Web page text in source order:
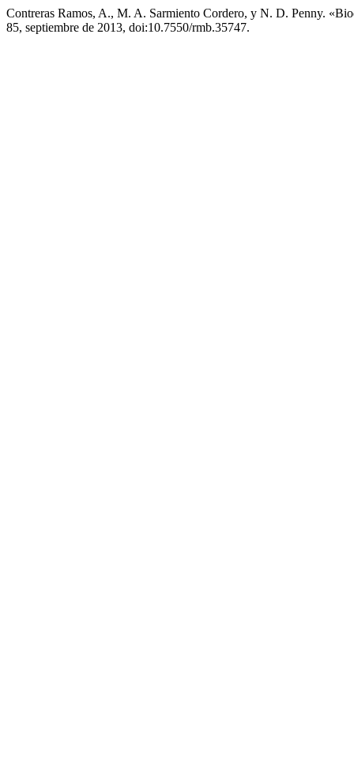
Contreras Ramos, A., M. A. Sarmiento Cordero, y N. D. Penny.
85, septiembre de 2013, doi:10.7550/rmb.35747.